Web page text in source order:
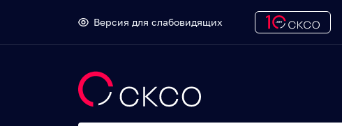
Версия для слабовидящих